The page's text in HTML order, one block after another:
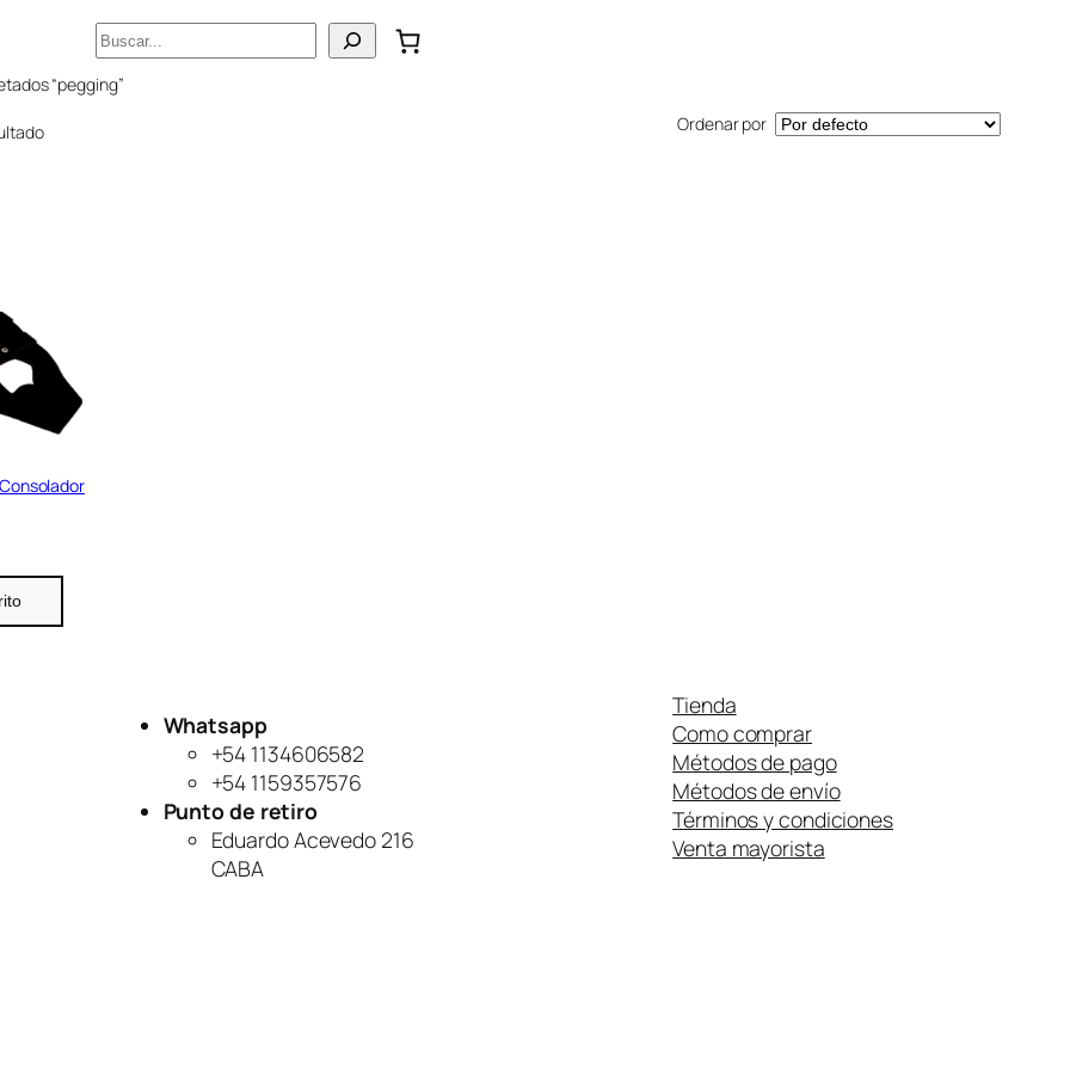
Buscar
“pegging”
Ordenar por
Whatsapp
+54 1134606582
+54 1159357576
Punto de retiro
Eduardo Acevedo 216
CABA
Tienda
Como comprar
Métodos de pago
Métodos de envío
Términos y condiciones
Venta mayorista